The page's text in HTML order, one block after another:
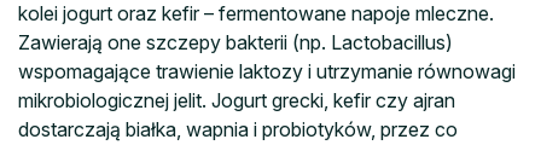
kolei jogurt oraz kefir – fermentowane napoje mleczne.
Zawierają one szczepy bakterii (np. Lactobacillus)
wspomagające trawienie laktozy i utrzymanie równowagi
mikrobiologicznej jelit. Jogurt grecki, kefir czy ajran
dostarczają białka, wapnia i probiotyków, przez co